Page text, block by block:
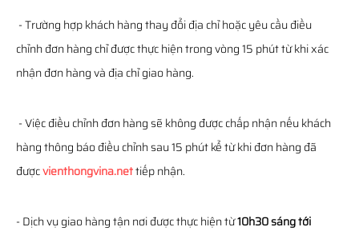
- Trường hợp khách hàng thay đổi địa chỉ hoặc yêu cầu điều
chỉnh đơn hàng chỉ được thực hiện trong vòng 15 phút từ khi xác
nhận đơn hàng và địa chỉ giao hàng.
- Việc điều chỉnh đơn hàng sẽ không được chấp nhận nếu khách
hàng thông báo điều chỉnh sau 15 phút kể từ khi đơn hàng đã
đượcvienthongvina.nettiếp nhận.
- Dịch vụ giao hàng tận nơi được thực hiện từ10h30 sáng tới